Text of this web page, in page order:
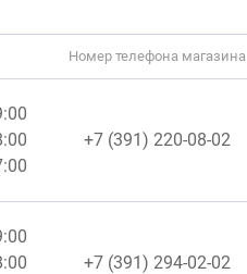
Номер телефона магазина
+7 (391) 220-08-02
+7 (391) 294-02-02